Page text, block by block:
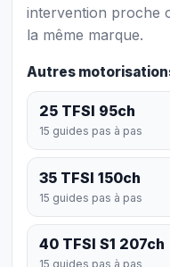
intervention proche
la même marque.
Autres
25 TFSI 95ch
15 guides pas à pas
35 TFSI 150ch
15 guides pas à pas
40 TFSI S1 207ch
15 guides pas à pas